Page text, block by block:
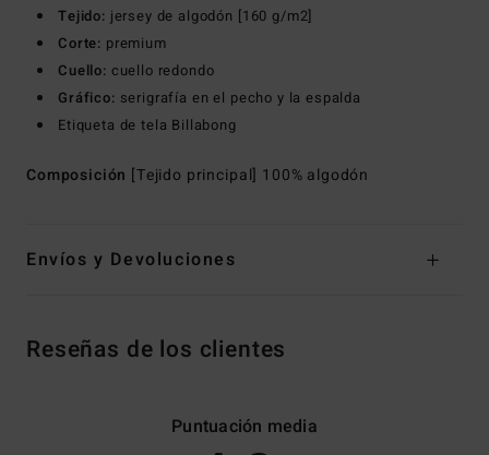
Tejido: jersey de algodón [160 g/m2]
Corte: premium
Cuello: cuello redondo
Gráfico: serigrafía en el pecho y la espalda
Etiqueta de tela Billabong
Composición [Tejido principal] 100% algodón
Envíos y Devoluciones
Reseñas de los clientes
Puntuación media